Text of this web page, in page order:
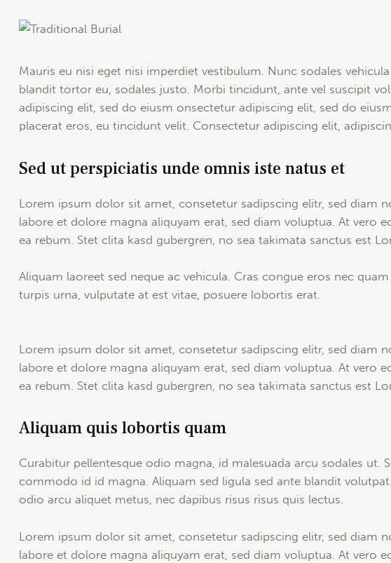
Mauris eu nisi eget nisi imperdiet vestibulum. Nunc sodales
blandit tortor eu, sodales justo. Morbi tincidunt, ante vel suscipit
adipiscing elit, sed do eiusm onsectetur adipiscing elit, sed do
placerat eros, eu tincidunt velit. Consectetur adipiscing elit,
Sed ut perspiciatis unde omnis iste natus et
Lorem ipsum dolor sit amet, consetetur sadipscing elitr, sed diam
labore et dolore magna aliquyam erat, sed diam voluptua. At vero
ea rebum. Stet clita kasd gubergren, no sea takimata sanctus est
Aliquam laoreet sed neque ac vehicula. Cras congue eros nec
turpis urna, vulputate at est vitae, posuere lobortis erat.
Lorem ipsum dolor sit amet, consetetur sadipscing elitr, sed diam
labore et dolore magna aliquyam erat, sed diam voluptua. At vero
ea rebum. Stet clita kasd gubergren, no sea takimata sanctus est
Aliquam quis lobortis quam
Curabitur pellentesque odio magna, id malesuada arcu sodales ut.
commodo id id magna. Aliquam sed ligula sed ante blandit
odio arcu aliquet metus, nec dapibus risus risus quis lectus.
Lorem ipsum dolor sit amet, consetetur sadipscing elitr, sed diam
labore et dolore magna aliquyam erat, sed diam voluptua. At vero